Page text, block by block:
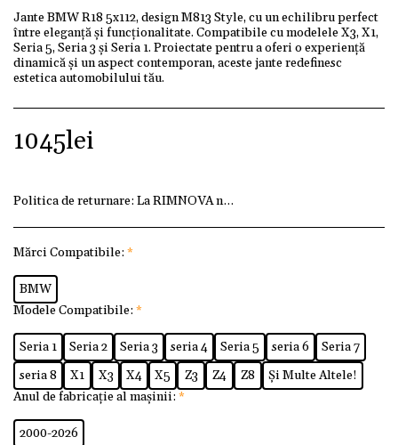
Jante BMW R18 5x112, design M813 Style, cu un echilibru perfect
între eleganță și funcționalitate. Compatibile cu modelele X3, X1,
Seria 5, Seria 3 și Seria 1. Proiectate pentru a oferi o experiență
dinamică și un aspect contemporan, aceste jante redefinesc
estetica automobilului tău.
1045lei
Politica de returnare: La RIMNOVA ne dorim ca fiecare
Mărci Compatibile: *
BMW
Modele Compatibile: *
Seria 1 Seria 2 Seria 3 seria 4 Seria 5 seria 6
Seria 7
seria 8
X1 X3 X4 X5 Z3 Z4 Z8
Și Multe Altele!
Anul de fabricație al mașinii: *
2000-2026